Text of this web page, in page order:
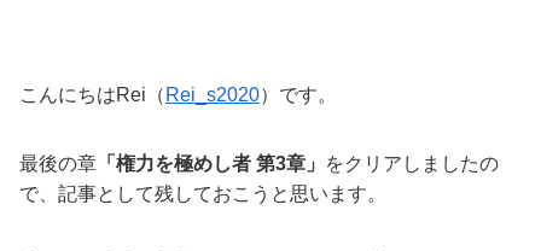
こんにちはRei（ Rei_s2020）です。
最後の章 「権力を極めし者 第3章」
をクリアしましたの
で、記事として残しておこうと思います。